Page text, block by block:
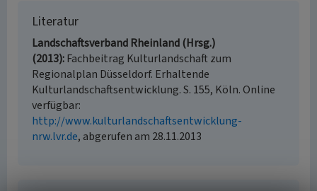
Literatur
Landschaftsverband Rheinland (Hrsg.)
(2013) Fachbeitrag Kulturlandschaft zum
Regionalplan Düsseldorf. Erhaltende
Kulturlandschaftsentwicklung. S. 155, Köln. Online
verfügbar:
http://www.kulturlandschaftsentwicklung-
nrw.lvr.de, abgerufen am 28.11.2013